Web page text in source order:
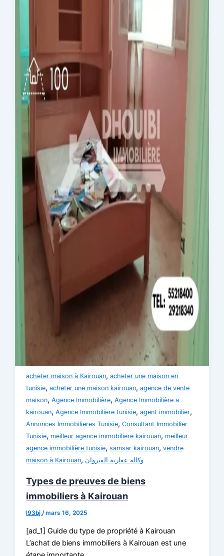
acheter maison à Kairouan,acheter une maison en
tunisie,acheter une maison kairouan,agence de vente
maison,Agence Immobilière,Agence Immobilière a
kairouan,Agence Immobiliere tunisie,agent immobilier,
Annonces Immobilieres Tunisie,Consultant Immobilier
Tunisie, meilleur agence immobiliere kairouan, meilleur
agence immobilière tunisie,samsar kairouan,vendre
maison à Kairouan, وكالة عقارية القيروان
Types de preuves de biens
immobiliers à Kairouan
l93bj/mars 16, 2025
[ad_1] Guide du type de propriété à Kairouan
L’achat de biens immobiliers à Kairouan est une